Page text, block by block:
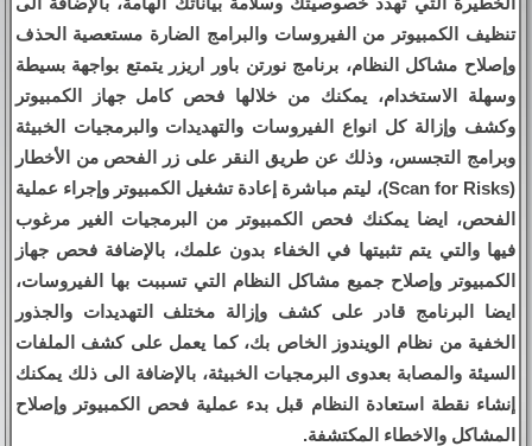
تنظيف الكمبيوتر من الفيروسات والبرامج الضارة مستعصية الحذف
وإصلاح مشاكل النظام، برنامج نورتن باور اريزر يتمتع بواجهة بسيطة
وسهلة الاستخدام، يمكنك من خلالها فحص كامل جهاز الكمبيوتر
وكشف وإزالة كل انواع الفيروسات والتهديدات والبرمجيات الخبيثة
وبرامج التجسس، وذلك عن طريق النقر على زر الفحص من الأخطار
(Scan for Risks)، ليتم مباشرة إعادة تشغيل الكمبيوتر وإجراء عملية
الفحص، ايضا يمكنك فحص الكمبيوتر من البرمجيات الغير مرغوب
فيها والتي يتم تثبيتها في الخفاء بدون علمك، بالإضافة فحص جهاز
الكمبيوتر وإصلاح جميع مشاكل النظام التي تسببت بها الفيروسات،
ايضا البرنامج قادر على كشف وإزالة مختلف التهديدات والجذور
الخفية من نظام الويندوز الخاص بك، كما يعمل على كشف الملفات
السيئة والمصابة بعدوى البرمجيات الخبيثة، بالإضافة الى ذلك يمكنك
إنشاء نقطة استعادة النظام قبل بدء عملية فحص الكمبيوتر وإصلاح
المشاكل والاخطاء المكتشفة.